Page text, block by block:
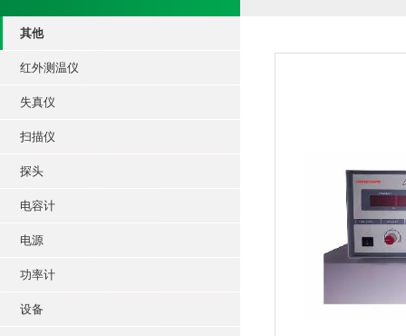
其他
红外测温仪
失真仪
扫描仪
探头
电容计
电源
功率计
设备